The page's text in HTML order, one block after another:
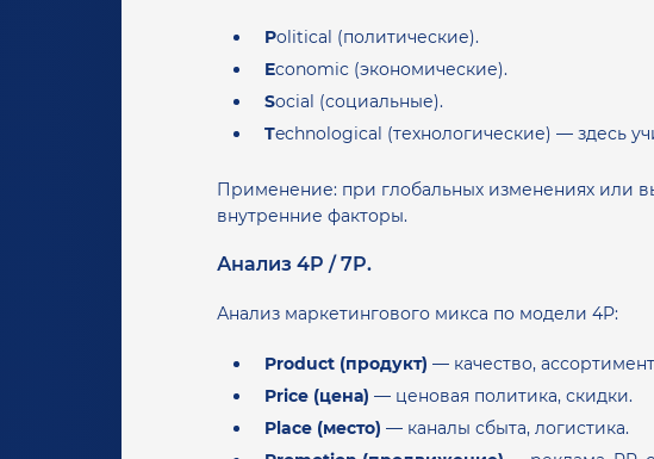
Political (политические).
Economic (экономические).
Social (социальные).
Technological (технологические) — здесь
Применение: при глобальных изменениях или
внутренние факторы.
Анализ 4P / 7P.
Анализ маркетингового микса по модели 4P:
Product (продукт) — качество,
Price (цена) — ценовая политика, скидки.
Place (место) — каналы сбыта, логистика.